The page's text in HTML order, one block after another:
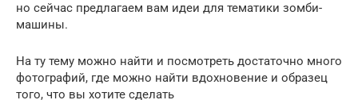
но сейчас предлагаем вам идеи для тематики зомби-
машины.
На ту тему можно найти и посмотреть достаточно много
фотографий, где можно найти вдохновение и образец
того, что вы хотите сделать